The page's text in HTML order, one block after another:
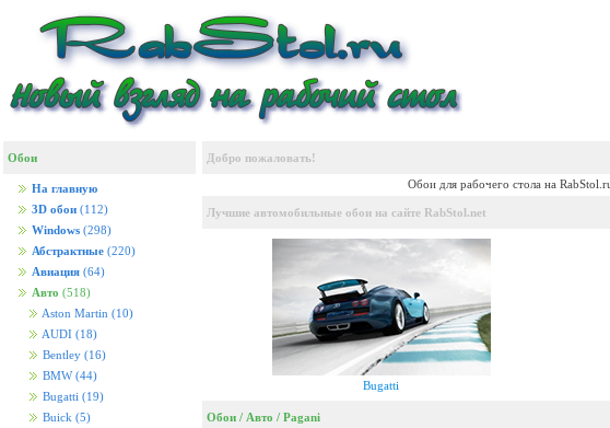
Обои
На главную
3D обои (112)
Windows (298)
Абстрактные (220)
Авиация (64)
Авто (518)
Aston Martin (10)
AUDI (18)
Bentley (16)
BMW(44)
Bugatti (19)
Buick (5)
Добро пожаловать!
Обои для рабочего стола на
Лучшие автомобильные обои на сайте RabStol.net
Bugatti
Обои / Авто / Pagani